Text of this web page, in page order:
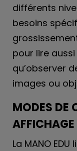
différents
besoins
pour lire
qu’observer
images ou
MODES DE
AFFICHAGE
La MANO